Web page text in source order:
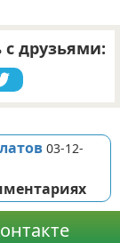
с друзьями:
03-12-